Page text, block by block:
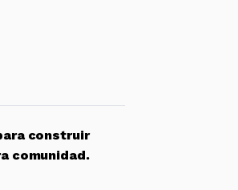
construir
comunidad.